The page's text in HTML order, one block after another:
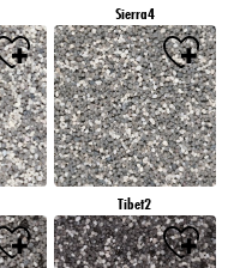
Sierra4
Tibet2